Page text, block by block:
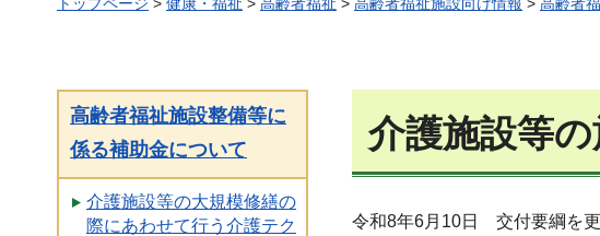
高齢者福祉施設整備等に
係る補助金について
介護施設等の大規模修繕の
際にあわせて行う介護テク
介護施設等
令和8年6月10日 交付要綱を更